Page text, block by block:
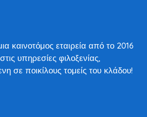
καινοτόμος εταιρεία από το 2016
υπηρεσίες φιλοξενίας,
σε ποικίλους τομείς του κλάδου!